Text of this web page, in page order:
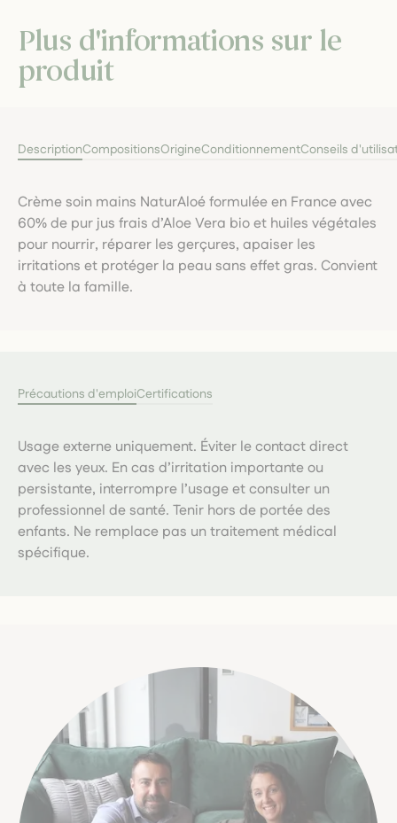
Plus d'informations sur le
produit
DescriptionCompositionsOrigineConditionnementConseils
Crème soin mains NaturAloé formulée en France avec
60% de pur jus frais d’Aloe Vera bio et huiles végétales
pour nourrir, réparer les gerçures, apaiser les
irritations et protéger la peau sans effet gras. Convient
à toute la famille.
Précautions d'emploiCertifications
Usage externe uniquement. Éviter le contact direct
avec les yeux. En cas d’irritation importante ou
persistante, interrompre l’usage et consulter un
professionnel de santé. Tenir hors de portée des
enfants. Ne remplace pas un traitement médical
spécifique.